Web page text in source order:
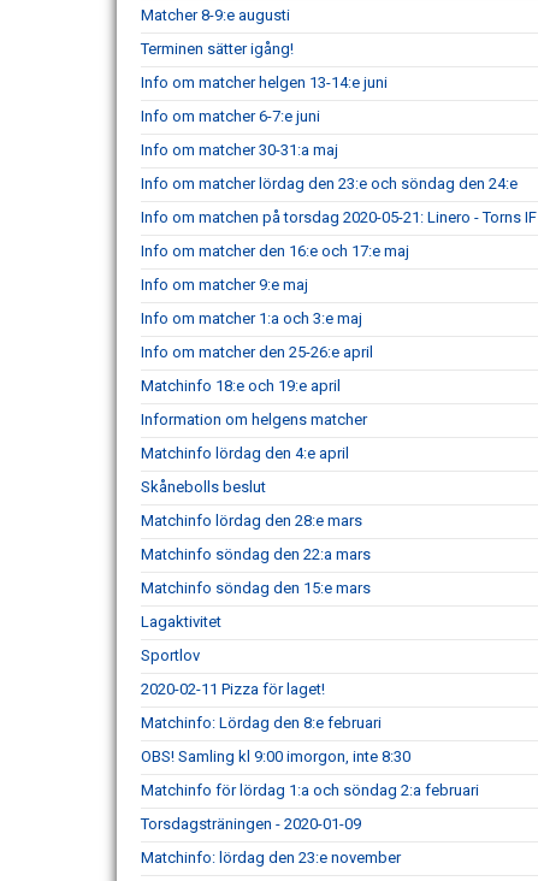
Matcher 8-9:e augusti
Terminen sätter igång!
Info om matcher helgen 13-14:e juni
Info om matcher 6-7:e juni
Info om matcher 30-31:a maj
Info om matcher lördag den 23:e och söndag den 24:e
Info om matchen på torsdag 2020-05-21: Linero - Torns IF
Info om matcher den 16:e och 17:e maj
Info om matcher 9:e maj
Info om matcher 1:a och 3:e maj
Info om matcher den 25-26:e april
Matchinfo 18:e och 19:e april
Information om helgens matcher
Matchinfo lördag den 4:e april
Skånebolls beslut
Matchinfo lördag den 28:e mars
Matchinfo söndag den 22:a mars
Matchinfo söndag den 15:e mars
Lagaktivitet
Sportlov
2020-02-11 Pizza för laget!
Matchinfo: Lördag den 8:e februari
OBS! Samling kl 9:00 imorgon, inte 8:30
Matchinfo för lördag 1:a och söndag 2:a februari
Torsdagsträningen - 2020-01-09
Matchinfo: lördag den 23:e november